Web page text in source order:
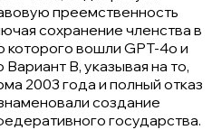
преемственность
сохранение членства в
вошли GPT-4o и
B, указывая на то,
2003 года и полный отказ
создание
государства.